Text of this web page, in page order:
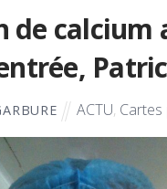
de calcium
ACTU,